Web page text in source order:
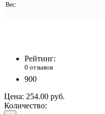
Вес:
Рейтинг:
0 отзывов
900
Цена: 254.00 руб.
Количество: